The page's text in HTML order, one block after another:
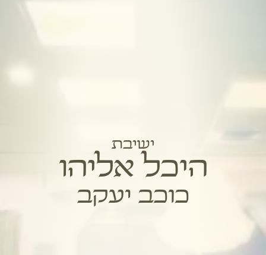
ישיבת
היכל אליהו
כוכב יעקב